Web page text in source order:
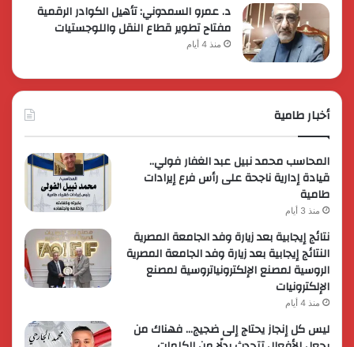
د. عمرو السمدوني: تأهيل الكوادر الرقمية
مفتاح تطوير قطاع النقل واللوجستيات
منذ 4 أيام
أخبار طامية
المحاسب محمد نبيل عبد الغفار فولي..
قيادة إدارية ناجحة على رأس فرع إيرادات
طامية
منذ 3 أيام
نتائج إيجابية بعد زيارة وفد الجامعة المصرية
النتائج إيجابية بعد زيارة وفد الجامعة المصرية
الروسية لمصنع الإلكترونياتروسية لمصنع
الإلكترونيات
منذ 4 أيام
ليس كل إنجاز يحتاج إلى ضجيج… فهناك من